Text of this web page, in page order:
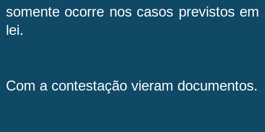
somente ocorre nos casos previstos em
lei.
Com a contestação vieram documentos.